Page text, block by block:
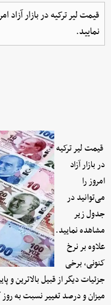
قیمت لیر ترکیه در بازار
نمایید.
قیمت لیر ترکیه
در بازار آزاد
امروز را
می‌توانید در
جدول زیر
مشاهده نمایید.
علاوه بر نرخ
کنونی، برخی
جزئیات دیگر از قبیل بالاترین و
میزان و درصد تغییر نسبت به